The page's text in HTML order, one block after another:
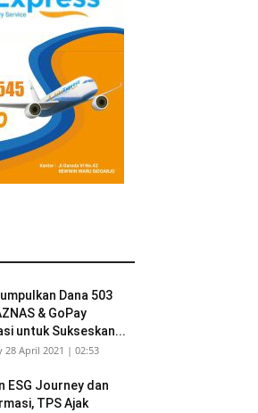
Dana 503
& GoPay
untuk Sukseskan...
28 April 2021 | 02:53
ESG Journey dan
TPS Ajak